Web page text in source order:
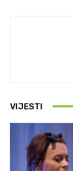
VIJESTI